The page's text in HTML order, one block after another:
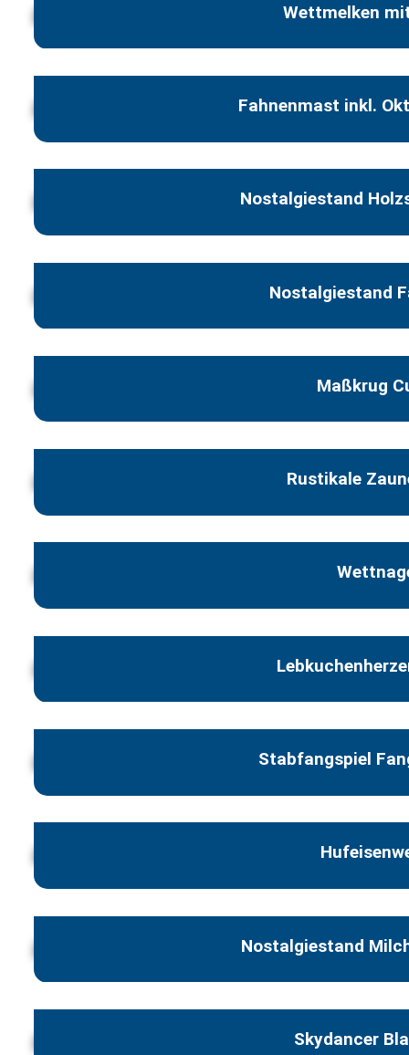
Wettmelken
Fahnenmast inkl.
Nostalgiestand
Nostalgiestand
Maßkrug
Rustikale
Stabfangspiel
Nostalgiestand
Skydancer